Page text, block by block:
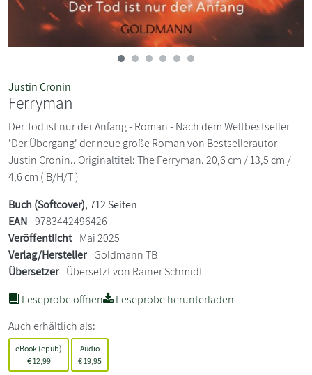
Justin Cronin
Ferryman
Der Tod ist nur der Anfang - Roman - Nach dem Weltbestseller
'Der Übergang' der neue große Roman von Bestsellerautor
Justin Cronin.. Originaltitel: The Ferryman. 20,6 cm / 13,5 cm /
4,6 cm ( B/H/T )
Buch (Softcover), 712 Seiten
EAN 9783442496426
Veröffentlicht Mai 2025
Verlag/Hersteller Goldmann TB
Übersetzer Übersetzt von Rainer Schmidt
Leseprobe öffnen
Leseprobe herunterladen
Auch erhältlich als:
eBook (epub)
€12,99
Audio
€19,95